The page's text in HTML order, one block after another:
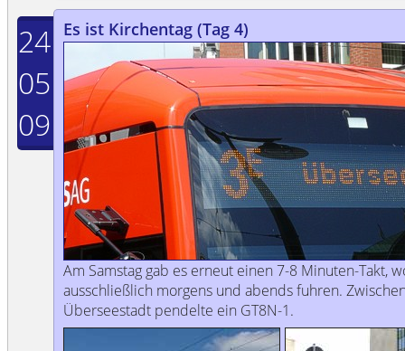
24
05
09
Es ist Kirchentag (Tag 4)
Am Samstag gab es erneut einen 7-8 Minuten-Takt,
ausschließlich morgens und abends fuhren.
Überseestadt pendelte ein GT8N-1.